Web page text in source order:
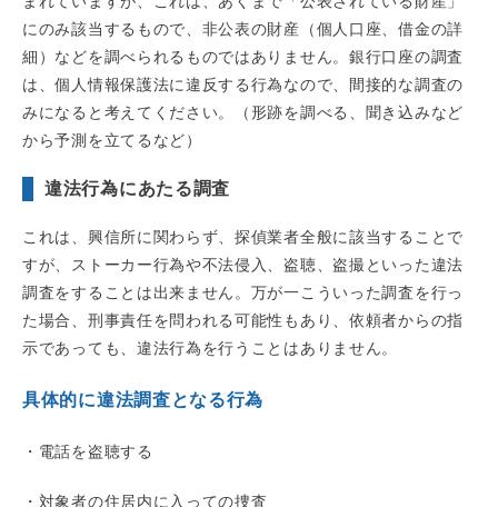
にのみ該当するもので、非公表の財産（個人口座、借金の詳
細）などを調べられるものではありません。銀行口座の調査
は、個人情報保護法に違反する行為なので、間接的な調査の
みになると考えてください。（形跡を調べる、聞き込みなど
から予測を立てるなど）
違法行為にあたる調査
これは、興信所に関わらず、探偵業者全般に該当することで
すが、ストーカー行為や不法侵入、盗聴、盗撮といった違法
調査をすることは出来ません。万が一こういった調査を行っ
た場合、刑事責任を問われる可能性もあり、依頼者からの指
示であっても、違法行為を行うことはありません。
具体的に違法調査となる行為
・電話を盗聴する
・対象者の住居内に入っての捜査